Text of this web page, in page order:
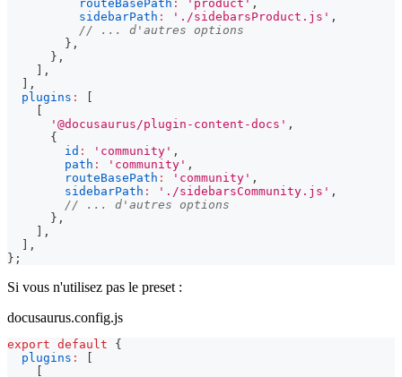
routeBasePath : 'product' ,
sidebarPath : './sidebarsProduct.js' ,
// ... d'autres options
} ,
} ,
,
,
plugins :
'@docusaurus/plugin-content-docs' ,
{
id : 'community' ,
path : 'community' ,
routeBasePath : 'community' ,
sidebarPath : './sidebarsCommunity.js' ,
// ... d'autres options
} ,
,
,
} ;
Si vous n'utilisez pas le preset :
docusaurus.config.js
export default
{
plugins :